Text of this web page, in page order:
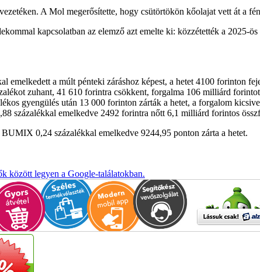
A Mol megerősítette, hogy csütörtökön kőolajat vett át a
kapcsolatban az elemző azt emelte ki: közzétették a 2025-
emelkedett a múlt pénteki záráshoz képest, a hetet 4100 forinton
zuhant, 41 610 forintra csökkent, forgalma 106 milliárd
gyengülés után 13 000 forinton zárták a hetet, a forgalom
százalékkal emelkedve 2492 forintra nőtt 6,1 milliárd forintos
0,24 százalékkal emelkedve 9244,95 ponton zárta a hetet.
között legyen a Google-találatokban.